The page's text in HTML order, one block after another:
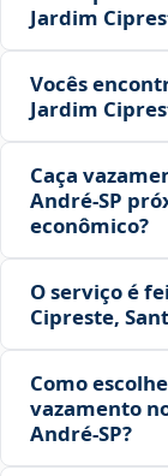
Jardim
Vocês
Jardim
Caça
André‑SP
econômico?
O serviço é
Cipreste,
Como
vazamento
André‑SP?